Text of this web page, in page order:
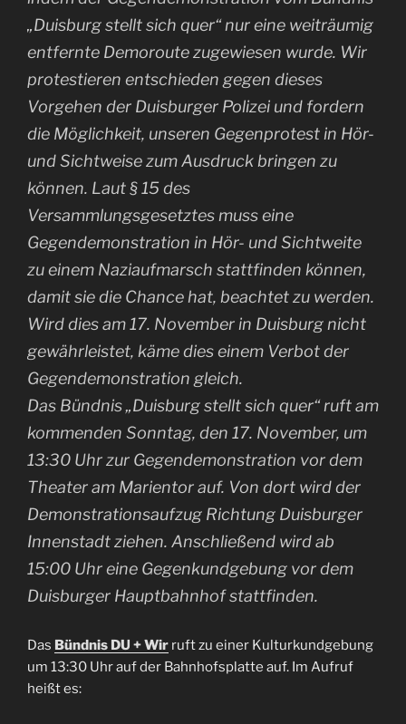
„Duisburg stellt sich quer“ nur eine weiträumig
entfernte Demoroute zugewiesen wurde. Wir
protestieren entschieden gegen dieses
Vorgehen der Duisburger Polizei und fordern
die Möglichkeit, unseren Gegenprotest in Hör-
und Sichtweise zum Ausdruck bringen zu
können. Laut § 15 des
Versammlungsgesetztes muss eine
Gegendemonstration in Hör- und Sichtweite
zu einem Naziaufmarsch stattfinden können,
damit sie die Chance hat, beachtet zu werden.
Wird dies am 17. November in Duisburg nicht
gewährleistet, käme dies einem Verbot der
Gegendemonstration gleich.
Das Bündnis „Duisburg stellt sich quer“ ruft am
kommenden Sonntag, den 17. November, um
13:30 Uhr zur Gegendemonstration vor dem
Theater am Marientor auf. Von dort wird der
Demonstrationsaufzug Richtung Duisburger
Innenstadt ziehen. Anschließend wird ab
15:00 Uhr eine Gegenkundgebung vor dem
Duisburger Hauptbahnhof stattfinden.
Das Bündnis DU + Wir ruft zu einer Kulturkundgebung
um 13:30 Uhr auf der Bahnhofsplatte auf. Im Aufruf
heißt es: